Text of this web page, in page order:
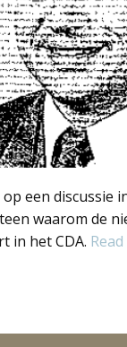
een discussie
waarom de
in het CDA.